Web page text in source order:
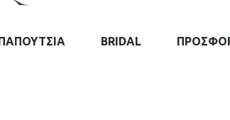
BRIDAL